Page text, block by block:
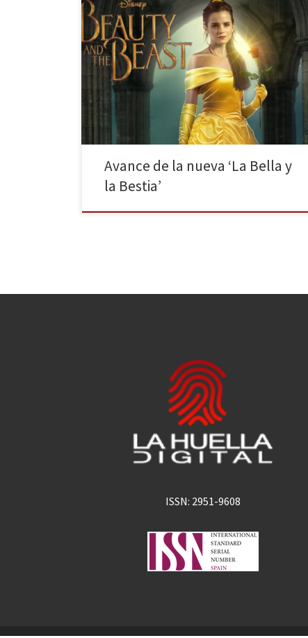
Como ya adelantamos en La Huella Digital, Disney
prepara un remake en acción real del mítico clásico
que proporcionó tan buenas cifras a la factoría de
Mickey Mouse. La nueva versión de La Bella y la Bestia
verá la luz en marzo de 2017. Tras el buen resultado
obtenido por El Libro […]
Avance de la nueva ‘La Bella y
la Bestia’
ISSN: 2951-9608